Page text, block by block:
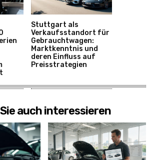
Stuttgart als
Verkaufsstandort für
Gebrauchtwagen:
Marktkenntnis und
deren Einfluss auf
Preisstrategien
auch interessieren